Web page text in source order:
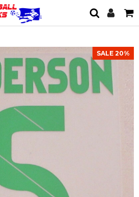
SALE 20%